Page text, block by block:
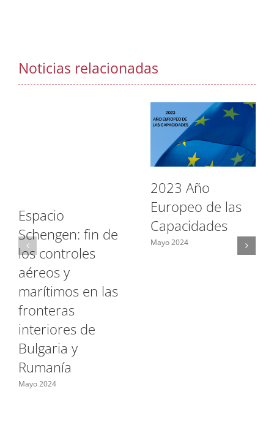
Noticias relacionadas
Espacio
Schengen: fin de
los controles
aéreos y
marítimos en las
fronteras
interiores de
Bulgaria y
Rumanía
Mayo 2024
2023 Año
Europeo de las
Capacidades
Mayo 2024